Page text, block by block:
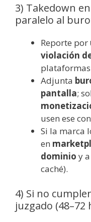
3) Takedown
paralelo al
Reporte por
violación
Adjunta
pantalla;
usen ese
Si la marca
en
dominio y
caché).
4) Si no
juzgado (48–72